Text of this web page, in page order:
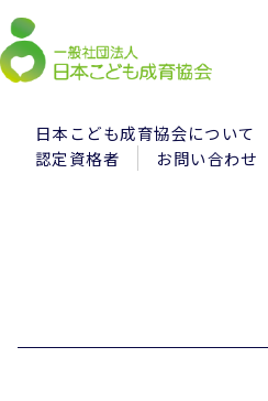
日本こども成育協会について
認定資格者
お問い合わせ